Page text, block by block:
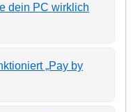
dein PC wirklich
„Pay by